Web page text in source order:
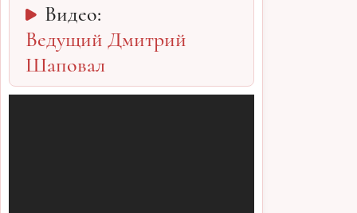
Видео:
Ведущий Дмитрий
Шаповал